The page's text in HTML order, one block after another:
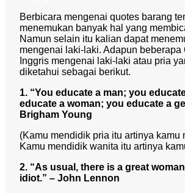
Berbicara mengenai quotes barang
menemukan banyak hal yang
Namun selain itu kalian dapat
mengenai laki-laki. Adapun beberapa
Inggris mengenai laki-laki atau pria
diketahui sebagai berikut.
1. “You educate a man; you
educate a woman; you educate a
Brigham Young
(Kamu mendidik pria itu artinya kamu
Kamu mendidik wanita itu artinya
2. “As usual, there is a great
idiot.” – John Lennon